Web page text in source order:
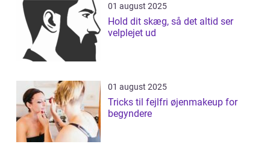
01 august 2025
Hold dit skæg, så det altid ser
velplejet ud
01 august 2025
Tricks til fejlfri øjenmakeup for
begyndere